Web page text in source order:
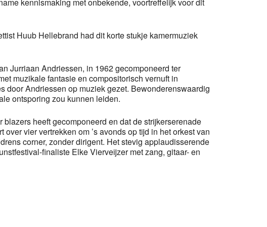
Huub Hellebrand had dit korte stukje kamermuziek
Jurriaan Andriessen, in 1962 gecomponeerd ter
muzikale fantasie en compositorisch vernuft in
door Andriessen op muziek gezet. Bewonderenswaardig
ontsporing zou kunnen leiden.
heeft gecomponeerd en dat de strijkerserenade
vier vertrekken om ’s avonds op tijd in het orkest van
corner, zonder dirigent. Het stevig applaudisserende
finaliste Elke Vierveijzer met zang, gitaar- en